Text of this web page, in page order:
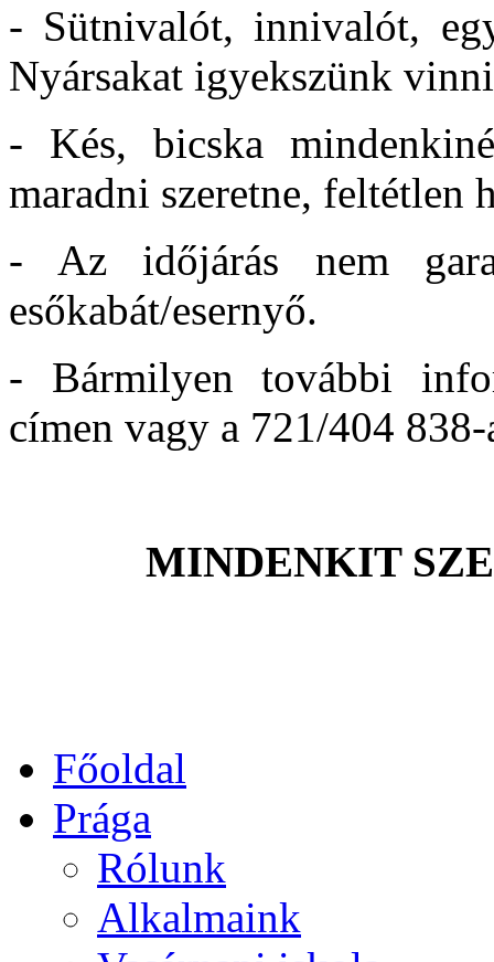
- Sütnivalót, innivalót,
Nyársakat igyekszünk
- Kés, bicska
maradni szeretne, feltétlen
- Az időjárás nem
esőkabát/esernyő.
- Bármilyen további
címen vagy a 721/404
MINDENKIT
Főoldal
Prága
Rólunk
Alkalmaink